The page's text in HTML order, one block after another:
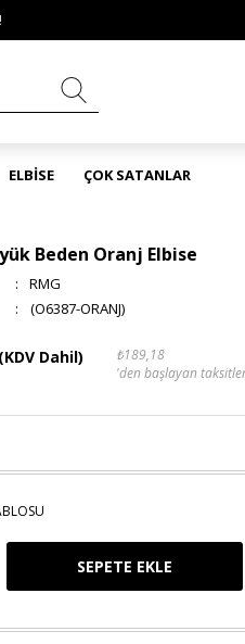
ELBİSE ÇOK SATANLAR
Beden Oranj Elbise
:
RMG
(O6387-ORANJ)
(KDV Dahil)
₺189,18
'den başlayan